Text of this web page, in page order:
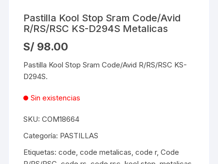
Pastilla Kool Stop Sram Code/Avid
R/RS/RSC KS-D294S Metalicas
S/ 98.00
Pastilla Kool Stop Sram Code/Avid R/RS/RSC KS-
D294S.
Sin existencias
SKU:COM18664
Categoría: PASTILLAS
Etiquetas:code,code metalicas,code r,Code